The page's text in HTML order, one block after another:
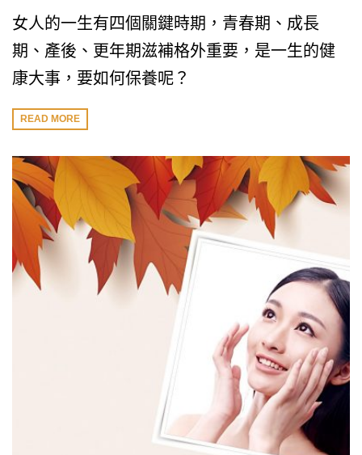
女人的一生有四個關鍵時期，青春期、成長
期、產後、更年期滋補格外重要，是一生的健
康大事，要如何保養呢？
READ MORE